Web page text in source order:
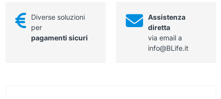
Diverse soluzioni
per
pagamenti sicuri
Assistenza
diretta
via email a
info@BLife.it